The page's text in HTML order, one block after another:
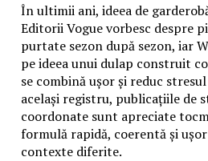
În ultimii ani, ideea de
Editorii Vogue vorbesc despre
purtate sezon după sezon, iar
pe ideea unui dulap construit
se combină ușor și reduc
același registru, publicațiile de
coordonate sunt apreciate
formulă rapidă, coerentă și
contexte diferite.